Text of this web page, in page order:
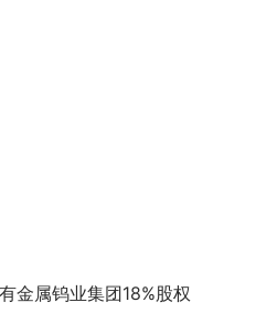
金属钨业集团18%股权